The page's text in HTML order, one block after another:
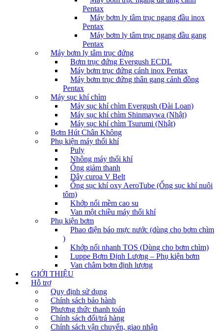
Pentax
Máy bơm ly tâm trục ngang đầu inox
Pentax
Máy bơm ly tâm trục ngang đầu gang
Pentax
Máy bơm ly tâm trục đứng
Bơm trục đứng Evergush ECDL
Máy bơm trục đứng cánh inox Pentax
Máy bơm trục đứng thân gang cánh đồng
Pentax
Máy sục khí chìm
Máy sục khí chìm Evergush (Đài Loan)
Máy sục khí chìm Shinmaywa (Nhật)
Máy sục khí chìm Tsurumi (Nhật)
Bơm Hút Chân Không
Phụ kiện máy thổi khí
Puly
Nhông máy thổi khí
Ống giảm thanh
Dây curoa V Belt
Ống sục khí oxy AeroTube (Ống sục khí nuôi
tôm)
Khớp nối mềm cao su
Van một chiều máy thổi khí
Phụ kiện bơm
Phao điện báo mực nước (dùng cho bơm chìm
)
Khớp nối nhanh TOS (Dùng cho bơm chìm)
Luppe Bơm Định Lượng – Phụ kiện bơm
Van châm bơm định lượng
GIỚI THIỆU
Hỗ trợ
Quy định sử dụng
Chính sách bảo hành
Phương thức thanh toán
Chính sách đổi/trả hàng
Chính sách vận chuyển, giao nhận